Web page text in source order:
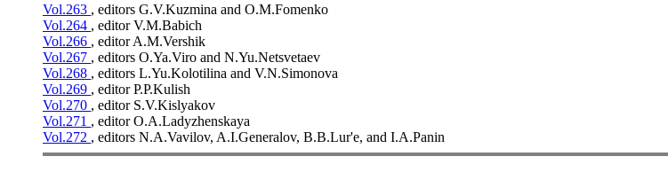
Vol.263 , editors G.V.Kuzmina and O.M.Fomenko
Vol.264 , editor V.M.Babich
Vol.266 , editor A.M.Vershik
Vol.267 , editors O.Ya.Viro and N.Yu.Netsvetaev
Vol.268 , editors L.Yu.Kolotilina and V.N.Simonova
Vol.269 , editor P.P.Kulish
Vol.270 , editor S.V.Kislyakov
Vol.271 , editor O.A.Ladyzhenskaya
Vol.272 , editors N.A.Vavilov, A.I.Generalov, B.B.Lur'e, and I.A.Panin